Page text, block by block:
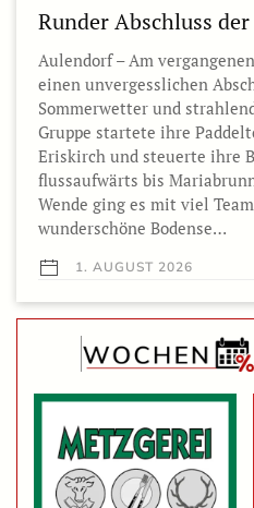
Runder Abschluss
Aulendorf – Am
einen unvergesslichen
Sommerwetter und
Gruppe startete ihre
Eriskirch und steuerte ihre
flussaufwärts bis
Wende ging es mit viel
wunderschöne Bodense…
1. AUGUST 2026